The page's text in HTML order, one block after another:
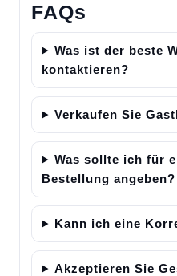
FAQs
Was ist der beste
kontaktieren?
Verkaufen Sie
Was sollte ich für
Bestellung angeben?
Kann ich eine
Akzeptieren Sie